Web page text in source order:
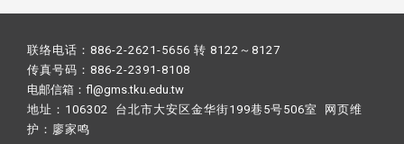
联络电话：886-2-2621-5656 转 8122～8127
传真号码：886-2-2391-8108
电邮信箱：fl@gms.tku.edu.tw
地址：106302 台北市大安区金华街199巷5号506室 网页维
护： 廖家鸣​